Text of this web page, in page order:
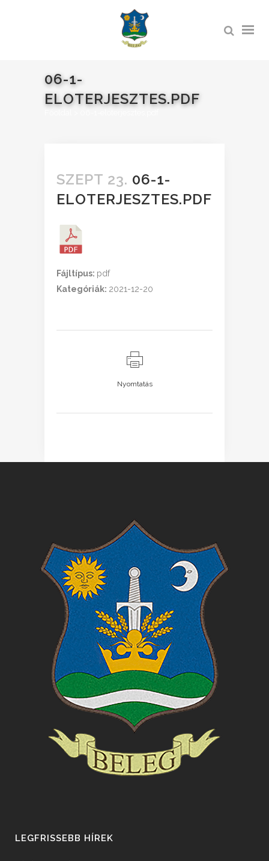
06-1-
ELOTERJESZTES.PDF
SZEPT 23. 06-1-
ELOTERJESZTES.PDF
Fájltípus: pdf
Kategóriák: 2021-12-20
Nyomtatás
LEGFRISSEBB HÍREK